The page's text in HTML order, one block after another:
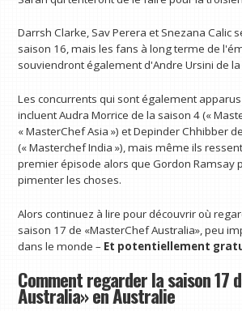
Darrsh Clarke, Sav Perera et Snezana Calic
saison 16, mais les fans à long terme de
souviendront également d'Andre Ursini de
Les concurrents qui sont également
incluent Audra Morrice de la saison 4 («
« MasterChef Asia ») et Depinder Chhibber
(« Masterchef India »), mais même ils
premier épisode alors que Gordon Ramsay
pimenter les choses.
Alors continuez à lire pour découvrir où
saison 17 de «MasterChef Australia», peu
dans le monde – Et potentiellement
Comment regarder la saison 17
Australia» en Australie